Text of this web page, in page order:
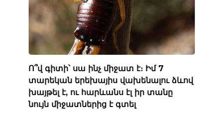
Ո՞վ գիտի՝ սա ինչ միջատ է։ Իմ 7
տարեկան երեխայիս վախենալու ձևով
խայթել է, ու հարևանս էլ իր տանը
նույն միջատներից է գտել